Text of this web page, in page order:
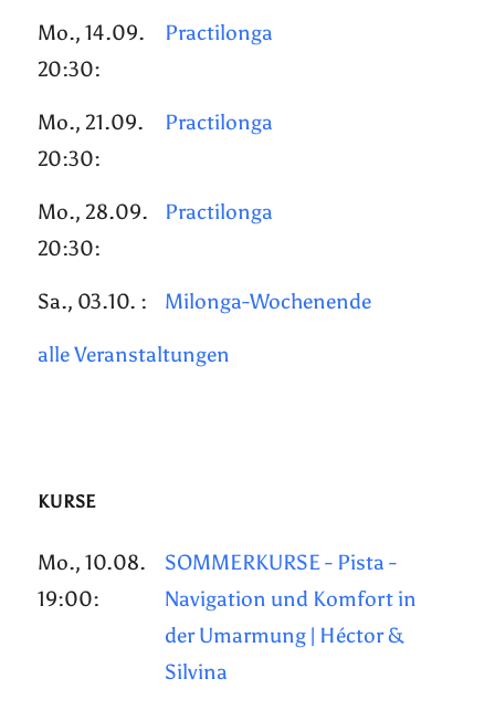
Mo., 14.09.
20:30:
Practilonga
Mo., 21.09.
20:30:
Practilonga
Mo., 28.09.
20:30:
Practilonga
Sa., 03.10. : Milonga-Wochenende
alle Veranstaltungen
KURSE
Mo., 10.08.
19:00:
SOMMERKURSE - Pista -
Navigation und Komfort in
der Umarmung | Héctor &
Silvina